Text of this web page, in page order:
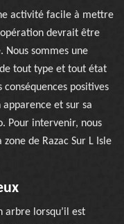
activité facile à mettre
devrait être
Nous sommes une
tout type et tout état
positives
et sur sa
Pour intervenir, nous
de Razac Sur L Isle
arbre lorsqu’il est